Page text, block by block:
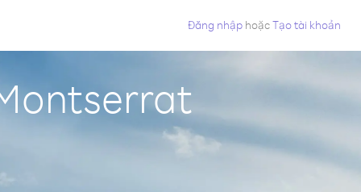
Đăng nhập hoặcTạo tài khoản